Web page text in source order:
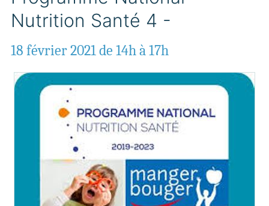
Nutrition Santé 4 -
18 février 2021 de 14h à 17h